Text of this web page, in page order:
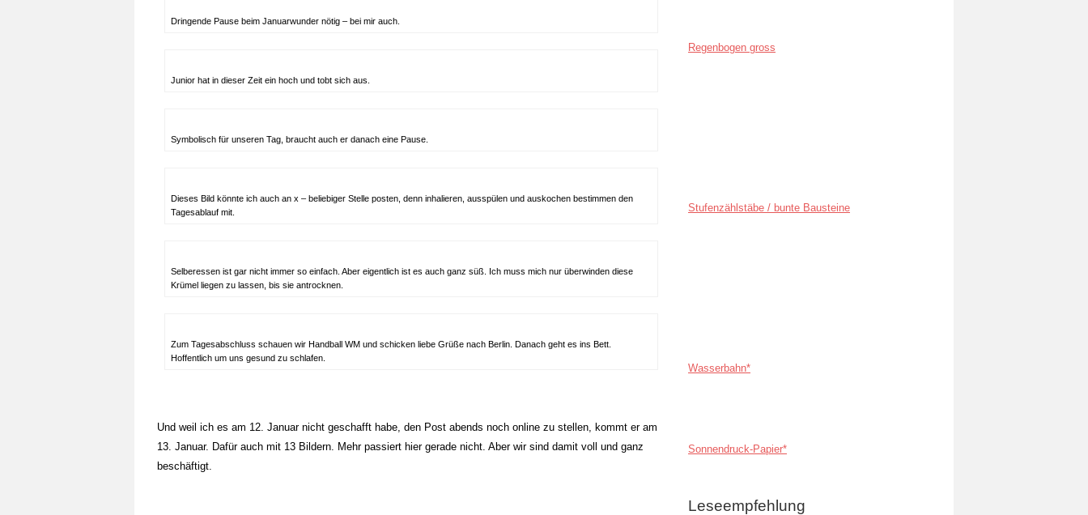
Dringende Pause beim Januarwunder nötig – bei mir auch.
Junior hat in dieser Zeit ein hoch und tobt sich aus.
Symbolisch für unseren Tag, braucht auch er danach eine Pause.
Dieses Bild könnte ich auch an x – beliebiger Stelle posten, denn inhalieren, ausspülen und auskochen bestimmen den
Tagesablauf mit.
Selberessen ist gar nicht immer so einfach. Aber eigentlich ist es auch ganz süß. Ich muss mich nur überwinden diese
Krümel liegen zu lassen, bis sie antrocknen.
Zum Tagesabschluss schauen wir Handball WM und schicken liebe Grüße nach Berlin. Danach geht es ins Bett.
Hoffentlich um uns gesund zu schlafen.
Und weil ich es am 12. Januar nicht geschafft habe, den Post abends noch online zu stellen, kommt er am
13. Januar. Dafür auch mit 13 Bildern. Mehr passiert hier gerade nicht. Aber wir sind damit voll und ganz
beschäftigt.
Regenbogen gross
Stufenzählstäbe / bunte Bausteine
Wasserbahn*
Sonnendruck-Papier*
Leseempfehlung